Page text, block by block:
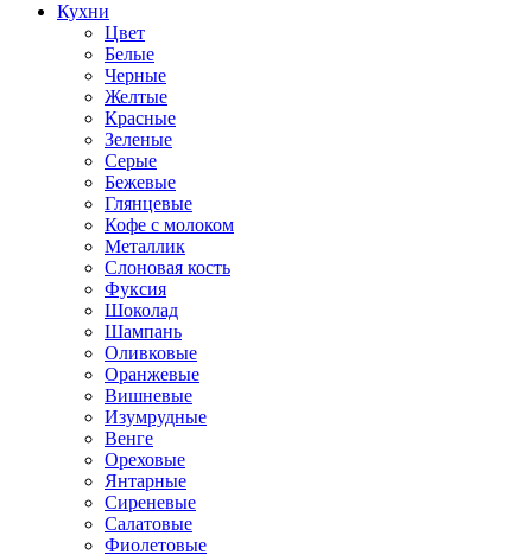
Кухни
Цвет
Белые
Черные
Желтые
Красные
Зеленые
Серые
Бежевые
Глянцевые
Кофе с молоком
Металлик
Слоновая кость
Фуксия
Шоколад
Шампань
Оливковые
Оранжевые
Вишневые
Изумрудные
Венге
Ореховые
Янтарные
Сиреневые
Салатовые
Фиолетовые